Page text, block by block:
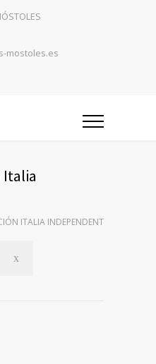
mostoles.es
Italia
ITALIA INDEPENDENT